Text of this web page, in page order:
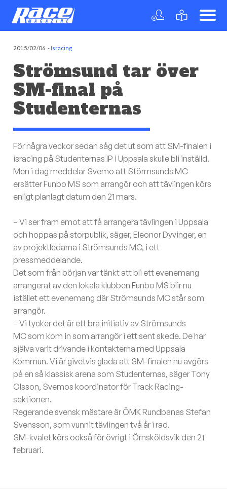
2015/02/06 -Isracing
Strömsund tar över
SM-final på
Studenternas
För några veckor sedan såg det ut som att SM-finalen i
isracing på Studenternas IP i Uppsala skulle bli inställd.
Men i dag meddelar Svemo att Störmsunds MC
ersätter Funbo MS som arrangör och att tävlingen körs
enligt planlagt datum den 21 mars.
– Vi ser fram emot att få arrangera tävlingen i Uppsala
och hoppas på storpublik, säger, Eleonor Dyvinger, en
av projektledarna i Strömsunds MC, i ett
pressmeddelande.
Det som från början var tänkt att bli ett evenemang
arrangerat av den lokala klubben Funbo MS blir nu
istället ett evenemang där Strömsunds MC står som
arrangör.
– Vi tycker det är ett bra initiativ av Strömsunds
MC som kom in som arrangör i ett sent skede. De har
själva varit drivande i kontakterna med Uppsala
Kommun. Vi är givetvis glada att SM-finalen nu avgörs
på en så klassisk arena som Studenternas, säger Tony
Olsson, Svemos koordinator för Track Racing-
sektionen.
Regerande svensk mästare är ÖMK Rundbanas Stefan
Svensson, som vunnit tävlingen två år i rad.
SM-kvalet körs också för övrigt i Örnsköldsvik den 21
februari.